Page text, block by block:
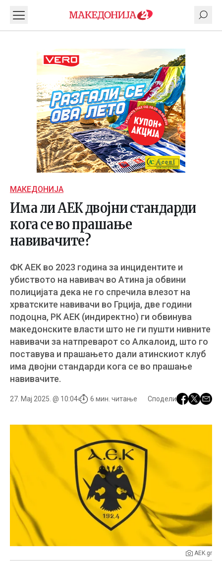
МАКЕДОНИЈА
Има ли АЕК двојни стандарди
кога се во прашање
навивачите?
ФК АЕК во 2023 година за инцидентите и
убиството на навивач во Атина ја обвини
полицијата дека не го спречила влезот на
хрватските навивачи во Грција, две години
подоцна, РК АЕК (индиректно) ги обвинува
македонските власти што не ги пушти нивните
навивачи за натпреварот со Алкалоид, што го
поставува и прашањето дали атинскиот клуб
има двојни стандарди кога се во прашање
навивачите.
27. Мај 2025. @ 10:04 6 мин. читање Сподели
AEK.gr